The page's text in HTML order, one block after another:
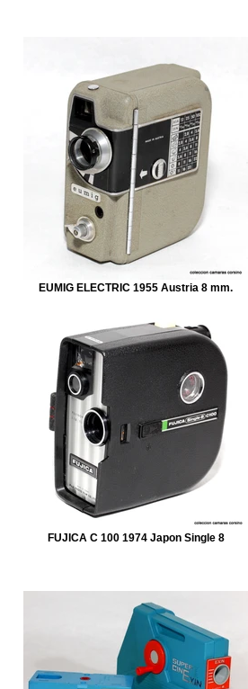
EUMIG ELECTRIC 1955 Austria 8 mm.
FUJICA C 100 1974 Japon Single 8